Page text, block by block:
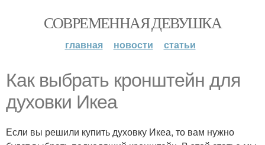
СОВРЕМЕННАЯ ДЕВУШКА
главная новости статьи
Как выбрать кронштейн для
духовки Икеа
Если вы решили купить духовку Икеа, то вам нужно